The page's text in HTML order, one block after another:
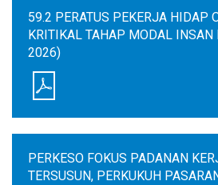
59.2 PERATUS PEKERJA HIDAP
KRITIKAL TAHAP MODAL INSAN
2026)
PERKESO FOKUS PADANAN
TERSUSUN, PERKUKUH